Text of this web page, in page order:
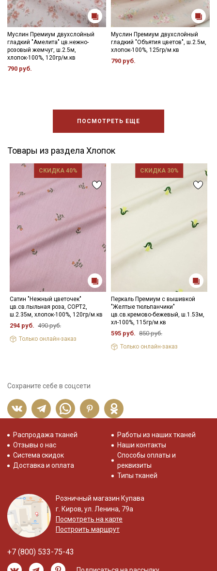
Муслин Премиум двухслойный
гладкий "Амелита" цв.нежно-
розовый жемчуг, ш.2.5м,
хлопок-100%, 120гр/м.кв
790 руб.
Муслин Премиум двухслойный
гладкий "Объятия цветов", ш.2.5м,
хлопок-100%, 125гр/м.кв
790 руб.
ПОСМОТРЕТЬ ЕЩЕ
Товары из раздела Хлопок
СКИДКА 40%
Сатин "Нежный цветочек"
цв.св.пыльная роза, СОРТ2,
ш.2.35м, хлопок-100%, 120гр/м.кв
294 руб. 490 руб.
Только онлайн-заказ
СКИДКА 30%
Перкаль Премиум с вышивкой
"Желтые тюльпанчики"
цв.св.кремово-бежевый, ш.1.53м,
хл-100%, 115гр/м.кв
595 руб. 850 руб.
Только онлайн-заказ
Сохраните себе в соцсети
Распродажа тканей
Отзывы о нас
Система скидок
Доставка и оплата
Работы из наших тканей
Наши контакты
Способы оплаты и
реквизиты
Типы тканей
Розничный магазин Купава
г. Киров, ул. Ленина, 79а
Посмотреть на карте
Построить маршрут
+7 (800) 533-75-43